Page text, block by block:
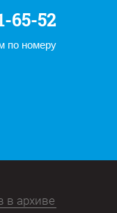
65-52
по номеру